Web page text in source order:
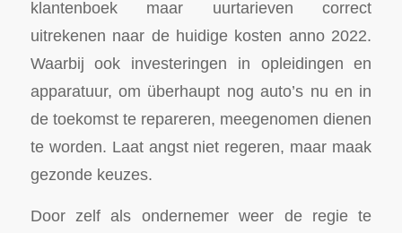
klantenboek maar uurtarieven correct
uitrekenen naar de huidige kosten anno 2022.
Waarbij ook investeringen in opleidingen en
apparatuur, om überhaupt nog auto’s nu en in
de toekomst te repareren, meegenomen dienen
te worden. Laat angst niet regeren, maar maak
gezonde keuzes.
Door zelf als ondernemer weer de regie te